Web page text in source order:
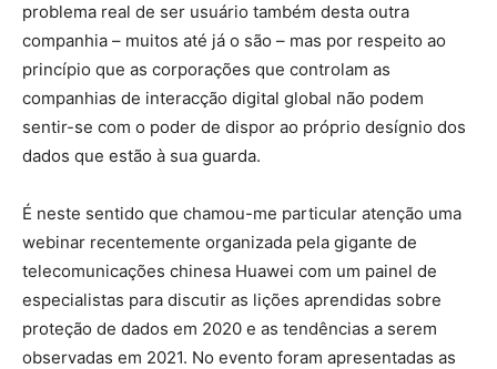
problema real de ser usuário também desta outra
companhia – muitos até já o são – mas por respeito ao
princípio que as corporações que controlam as
companhias de interacção digital global não podem
sentir-se com o poder de dispor ao próprio desígnio dos
dados que estão à sua guarda.
É neste sentido que chamou-me particular atenção uma
webinar recentemente organizada pela gigante de
telecomunicações chinesa Huawei com um painel de
especialistas para discutir as lições aprendidas sobre
proteção de dados em 2020 e as tendências a serem
observadas em 2021. No evento foram apresentadas as